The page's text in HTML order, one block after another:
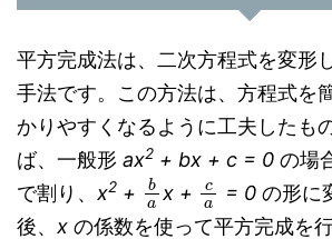
平方完成法は、二次方程式を変形
手法です。この方法は、方程式を
かりやすくなるように工夫したも
ば、一般形 ax2 + bx + c = 0 の場
で割り、 x2 +
b a
x +
ca
= 0の形に
後、 x の係数を使って平方完成を行